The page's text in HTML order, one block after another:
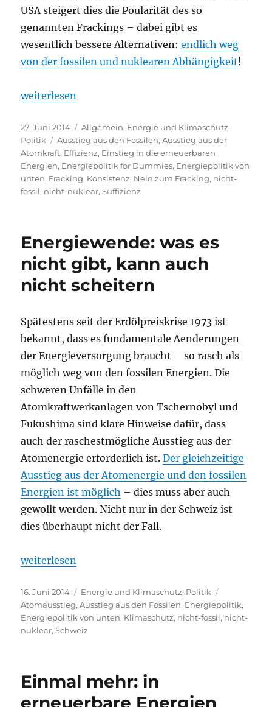
USA steigert dies die Poularität des so
genannten Frackings – dabei gibt es
wesentlich bessere Alternativen:endlich weg
von der fossilen und nuklearen Abhängigkeit!
„Statt Fracking wegen Russland/Ukraine: Weg von
weiterlesen
Veröffentlicht
am
27. Juni 2014 Kategorien
Allgemein, Energie und Klimaschutz,
Politik
Schlagwörter
Ausstieg aus den Fossilen,Ausstieg aus der
Atomkraft, Effizienz, Einstieg in die erneuerbaren
Energien, Energiepolitik for Dummies, Energiepolitik von
unten, Fracking, Konsistenz, Nein zum Fracking, nicht-
fossil, nicht-nuklear,Suffizienz
Energiewende: was es
nicht gibt, kann auch
nicht scheitern
Spätestens seit der Erdölpreiskrise 1973 ist
bekannt, dass es fundamentale Aenderungen
der Energieversorgung braucht – so rasch als
möglich weg von den fossilen Energien. Die
schweren Unfälle in den
Atomkraftwerkanlagen von Tschernobyl und
Fukushima sind klare Hinweise dafür, dass
auch der raschestmögliche Ausstieg aus der
Atomenergie erforderlich ist.Der gleichzeitige
Ausstieg aus der Atomenergie und den fossilen
Energien ist möglich – dies muss aber auch
gewollt werden. Nicht nur in der Schweiz ist
dies überhaupt nicht der Fall.
„Energiewende: was es nicht gibt, kann auch nicht
weiterlesen
Veröffentlicht
am
16. Juni 2014 Kategorien
Energie und Klimaschutz, Politik
Atomausstieg,Ausstieg aus den Fossilen, Energiepolitik,
Energiepolitik von unten, Klimaschutz, nicht-fossil, nicht-
nuklear,Schweiz
Einmal mehr: in
erneuerbare Energien